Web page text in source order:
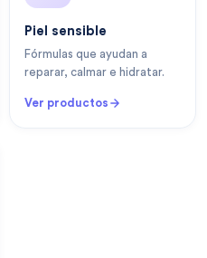
Piel sensible
Fórmulas que ayudan a
reparar, calmar e hidratar.
Ver productos